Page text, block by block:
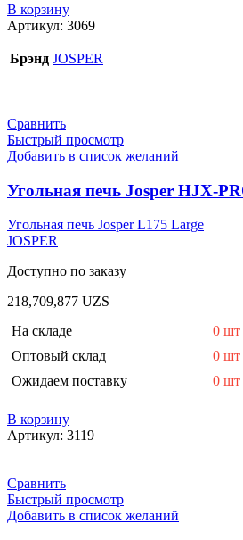
В корзину
Артикул: 3069
Брэнд JOSPER
Сравнить
Быстрый просмотр
Добавить в список желаний
Угольная печь Josper HJX-
Угольная печь Josper L175 Large
JOSPER
Доступно по заказу
218,709,877 UZS
На складе
0 шт
Оптовый склад
0 шт
Ожидаем поставку
0 шт
В корзину
Артикул: 3119
Сравнить
Быстрый просмотр
Добавить в список желаний